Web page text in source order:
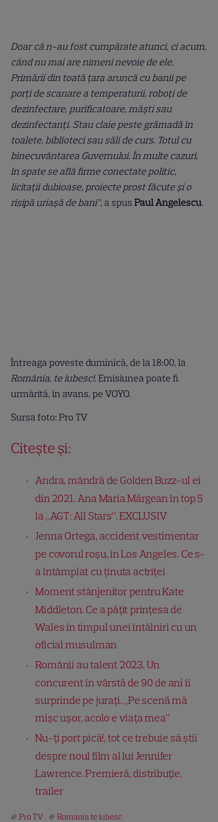
Doar că n-au fost cumpărate atunci, ci acum,
când nu mai are nimeni nevoie de ele.
Primării din toată țara aruncă cu banii pe
porți de scanare a temperaturii, roboți de
dezinfectare, purificatoare, măști sau
dezinfectanți. Stau claie peste grămadă în
toalete, biblioteci sau săli de curs. Totul cu
binecuvântarea Guvernului. În multe cazuri,
în spate se află firme conectate politic,
licitații dubioase, proiecte prost făcute și o
risipă uriașă de bani”, a spusPaul Angelescu.
Întreaga poveste duminică, de la 18:00, la
România, te iubesc!. Emisiunea poate fi
urmărită, în avans, pe VOYO.
Sursa foto: Pro TV
Citește și:
Andra, mândră de Golden Buzz-ul ei
din 2021. Ana Maria Mărgean în top 5
la „AGT: All Stars”. EXCLUSIV
Jenna Ortega, accident vestimentar
pe covorul roșu, în Los Angeles. Ce s-
a întâmplat cu ținuta actriței
Moment stânjenitor pentru Kate
Middleton. Ce a pățit prințesa de
Wales în timpul unei întâlniri cu un
oficial musulman
Românii au talent 2023. Un
concurent în vârstă de 90 de ani îi
surprinde pe jurați. „Pe scenă mă
mișc ușor, acolo e viața mea”
Nu-ți port pică!, tot ce trebuie să știi
despre noul film al lui Jennifer
Lawrence. Premieră, distribuție,
trailer
Pro TV Romania te iubesc